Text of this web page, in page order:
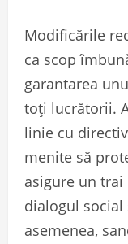
Modificările
ca scop
garantarea
toți lucrătorii.
linie cu
menite să
asigure un trai
dialogul social
asemenea,